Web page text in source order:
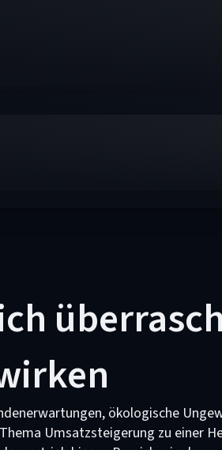
ökologische
Umsatzsteigerung zu einer